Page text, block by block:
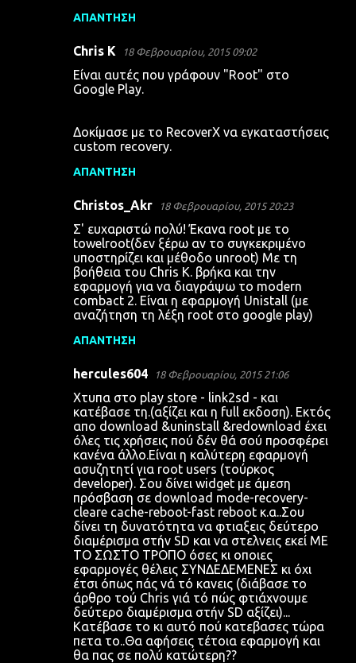
ΑΠΆΝΤΗΣΗ
Chris K 18 Φεβρουαρίου, 2015 09:02
Είναι αυτές που γράφουν "Root" στο
Google Play.
Δοκίμασε με το RecoverX να εγκαταστήσεις
custom recovery.
ΑΠΆΝΤΗΣΗ
Christos_Akr 18 Φεβρουαρίου, 2015 20:23
Σ' ευχαριστώ πολύ! Έκανα root με το
towelroot(δεν ξέρω αν το συγκεκριμένο
υποστηρίζει και μέθοδο unroot) Με τη
βοήθεια του Chris K. βρήκα και την
εφαρμογή για να διαγράψω το modern
combact 2. Είναι η εφαρμογή Unistall (με
αναζήτηση τη λέξη root στο google play)
ΑΠΆΝΤΗΣΗ
hercules604 18 Φεβρουαρίου, 2015 21:06
Χτυπα στο play store - link2sd - και
κατέβασε τη.(αξίζει και η full εκδοση). Εκτός
απο download &uninstall &redownload έχει
όλες τις χρήσεις πού δέν θά σού προσφέρει
κανένα άλλο.Είναι η καλύτερη εφαρμογή
ασυζητητί για root users (τούρκος
developer). Σου δίνει widget με άμεση
πρόσβαση σε download mode-recovery-
cleare cache-reboot-fast reboot κ.α..Σου
δίνει τη δυνατότητα να φτιαξεις δεύτερο
διαμέρισμα στήν SD και να στελνεις εκεί ΜΕ
ΤΟ ΣΩΣΤΟ ΤΡΟΠΟ όσες κι οποιες
εφαρμογές θέλεις ΣΥΝΔΕΔΕΜΕΝΕΣ κι όχι
έτσι όπως πάς νά τό κανεις (διάβασε το
άρθρο τού Chris γιά τό πώς φτιάχνουμε
δεύτερο διαμέρισμα στήν SD αξίζει)...
Κατέβασε το κι αυτό πού κατεβασες τώρα
πετα το..Θα αφήσεις τέτοια εφαρμογή και
θα πας σε πολύ κατώτερη??